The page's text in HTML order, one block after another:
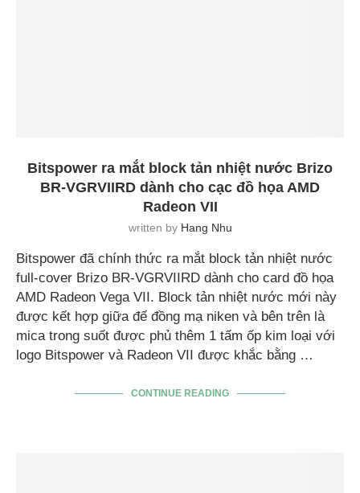
Bitspower ra mắt block tản nhiệt nước Brizo
BR-VGRVIIRD dành cho cạc đồ họa AMD
Radeon VII
written by Hang Nhu
Bitspower đã chính thức ra mắt block tản nhiệt nước
full-cover Brizo BR-VGRVIIRD dành cho card đồ họa
AMD Radeon Vega VII. Block tản nhiệt nước mới này
được kết hợp giữa đế đồng mạ niken và bên trên là
mica trong suốt được phủ thêm 1 tấm ốp kim loại với
logo Bitspower và Radeon VII được khắc bằng …
CONTINUE READING